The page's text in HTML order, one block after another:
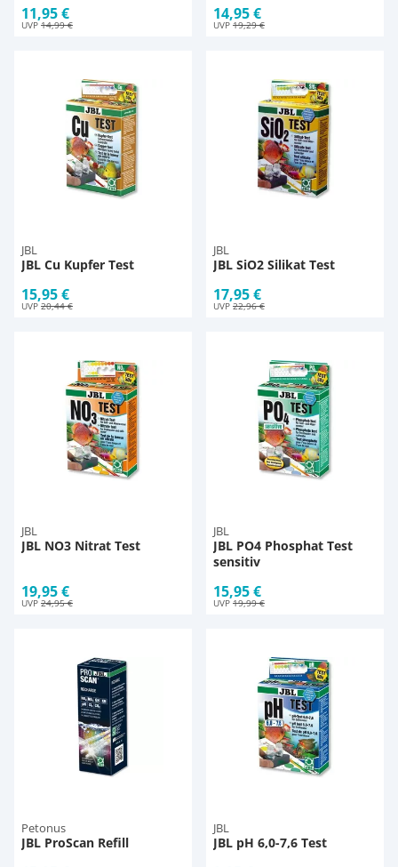
11,95 €
UVP14,99 €
14,95 €
UVP19,29 €
JBL
JBL Cu Kupfer Test
15,95 €
UVP20,44 €
JBL
JBL SiO2 Silikat Test
17,95 €
UVP22,96 €
JBL
JBL NO3 Nitrat Test
19,95 €
UVP24,95 €
JBL
JBL PO4 Phosphat Test
sensitiv
15,95 €
UVP19,99 €
Petonus
JBL ProScan Refill
JBL
JBL pH 6,0-7,6 Test